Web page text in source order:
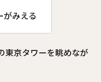
がみえる
東京タワーを眺めなが